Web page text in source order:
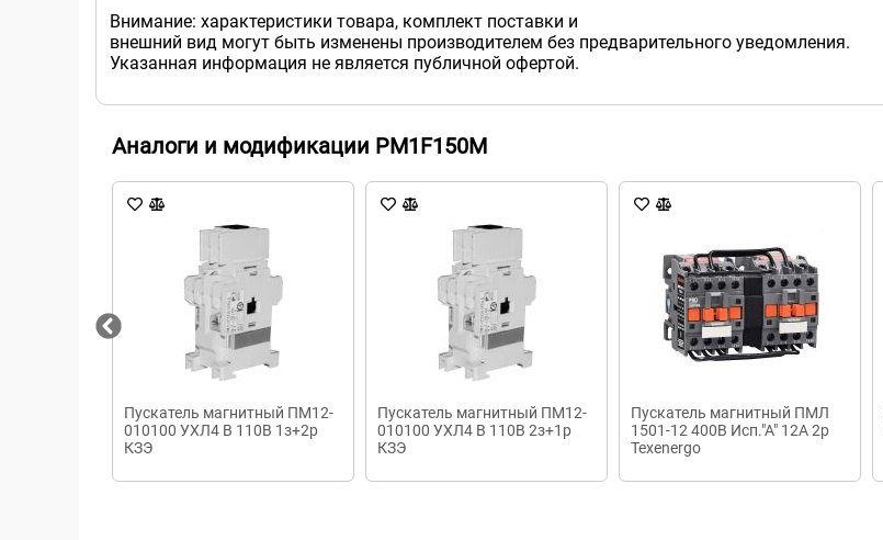
Внимание: характеристики товара, комплект поставки и
внешний вид могут быть изменены производителем без предварительного уведомления.
Указанная информация не является публичной офертой.
Аналоги и модификации PM1F150M
Пускатель магнитный ПМ12-
010100 УХЛ4 В 110В 1з+2р
КЗЭ
Пускатель магнитный ПМ12-
010100 УХЛ4 В 110В 2з+1р
КЗЭ
Пускатель магнитный ПМЛ
1501-12 400В Исп."А" 12А 2р
Теxenergo